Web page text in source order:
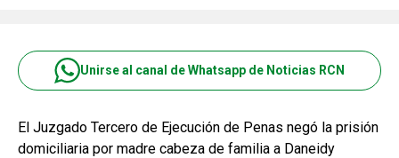
Unirse al canal de Whatsapp de Noticias RCN
El Juzgado Tercero de Ejecución de Penas negó la prisión
domiciliaria por madre cabeza de familia a Daneidy